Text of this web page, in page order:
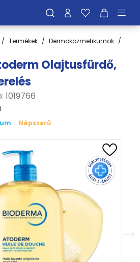
Termékek Dermokozmetikumok
Olajtusfürdő,
Népszerű